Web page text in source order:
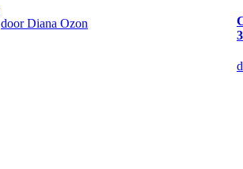
door Diana Ozon